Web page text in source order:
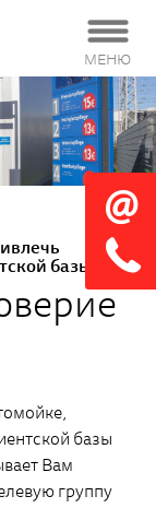
МЕНЮ
базы
базы
Вам
группу